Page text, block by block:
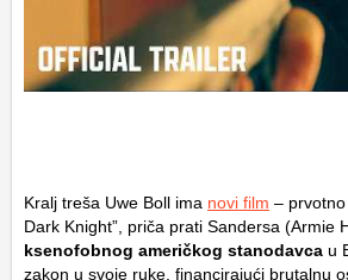
Kralj treša Uwe Boll ima novi film –
Dark Knight”, priča prati Sandersa (Armie
ksenofobnog američkog stanodavca u
zakon u svoje ruke, financirajući brutalnu